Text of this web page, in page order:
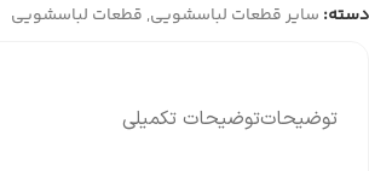
دسته: سایر قطعات لباسشویی, قطعات لباسشویی
توضیحاتتوضیحات تکمیلی